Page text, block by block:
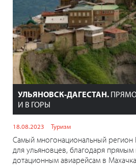
УЛЬЯНОВСК-ДАГЕСТАН.
И В ГОРЫ
18.08.2023 Туризм
Самый многонациональный регион
для ульяновцев, благодаря
дотационным авиарейсам в